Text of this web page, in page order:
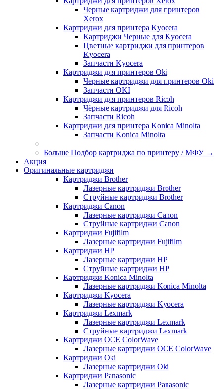
Черные картриджи для принтеров
Xerox
Картриджи для принтера Kyocera
Картриджи Черные для Kyocera
Цветные картриджи для принтеров
Kyocera
Запчасти Kyocera
Картриджи для принтеров Oki
Черные картриджи для принтеров Oki
Запчасти OKI
Картриджи для принтеров Ricoh
Чёрные картриджи для Ricoh
Запчасти Ricoh
Картриджи для принтера Konica Minolta
Запчасти Koniсa Minolta
Больше Подбор картриджа по принтеру / МФУ →
Акция
Оригинальные картриджи
Картриджи Brother
Лазерные картриджи Brother
Струйные картриджи Brother
Картриджи Canon
Лазерные картриджи Canon
Струйные картриджи Canon
Картриджи Fujifilm
Лазерные картриджи Fujifilm
Картриджи HP
Лазерные картриджи HP
Струйные картриджи HP
Картриджи Konica Minolta
Лазерные картриджи Konica Minolta
Картриджи Kyocera
Лазерные картриджи Kyocera
Картриджи Lexmark
Лазерные картриджи Lexmark
Струйные картриджи Lexmark
Картриджи OCE ColorWave
Лазерные картриджи OCE ColorWave
Картриджи Oki
Лазерные картриджи Oki
Картриджи Panasonic
Лазерные картриджи Panasonic